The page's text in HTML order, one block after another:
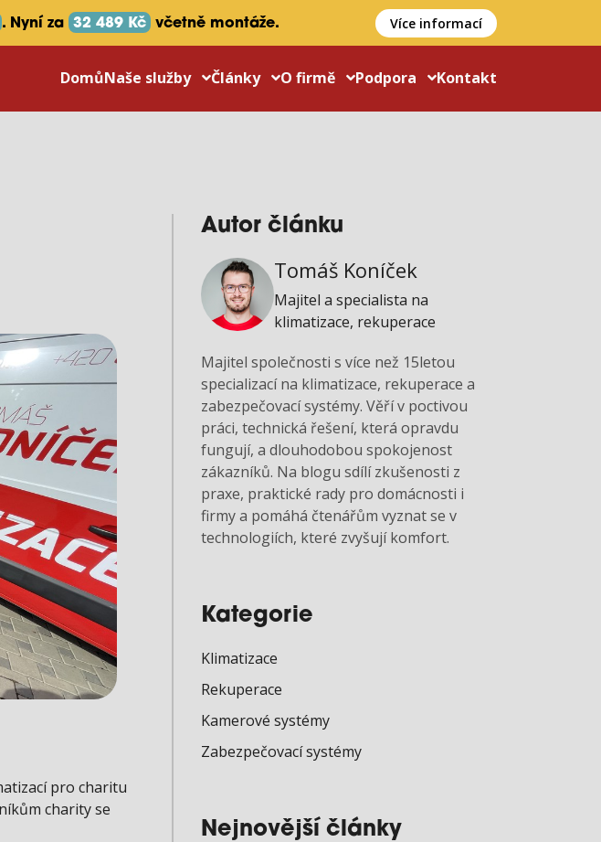
DomůNaše služby Články O firmě Podpora Kontakt
pro charitu
charity se
Autor článku
Tomáš Koníček
Majitel a specialista na
klimatizace, rekuperace
Majitel společnosti s více než 15letou
specializací na klimatizace, rekuperace a
zabezpečovací systémy. Věří v poctivou
práci, technická řešení, která opravdu
fungují, a dlouhodobou spokojenost
zákazníků. Na blogu sdílí zkušenosti z
praxe, praktické rady pro domácnosti i
firmy a pomáhá čtenářům vyznat se v
technologiích, které zvyšují komfort.
Kategorie
Klimatizace
Rekuperace
Kamerové systémy
Zabezpečovací systémy
Nejnovější články
. Nyní za 32 489 Kč včetně montáže. Více informací